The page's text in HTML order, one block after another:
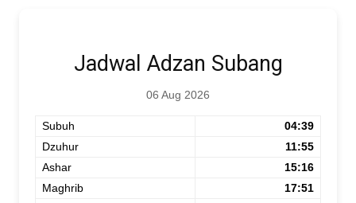
Jadwal Adzan Subang
06 Aug 2026
Subuh
04:39
Dzuhur
11:55
Ashar
15:16
Maghrib
17:51